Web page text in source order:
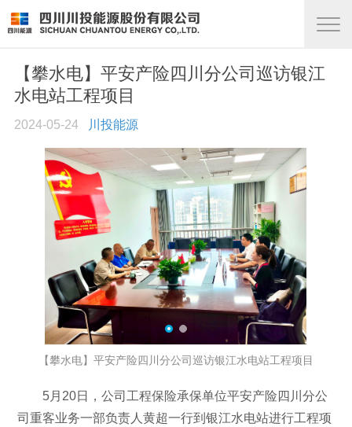
【攀水电】平安产险四川分公司巡访银江
水电站工程项目
2024-05-24 川投能源
【攀水电】平安产险四川分公司巡访银江水电站工程项目
5月20日，公司工程保险承保单位平安产险四川分公
司重客业务一部负责人黄超一行到银江水电站进行工程项